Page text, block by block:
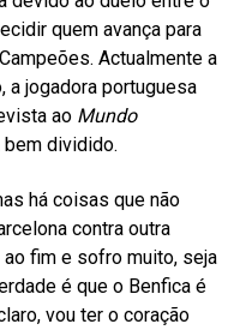
quem avança para
Actualmente a
a jogadora portuguesa
ao Mundo
bem dividido.
há coisas que não
contra outra
ao fim e sofro muito, seja
é que o Benfica é
vou ter o coração